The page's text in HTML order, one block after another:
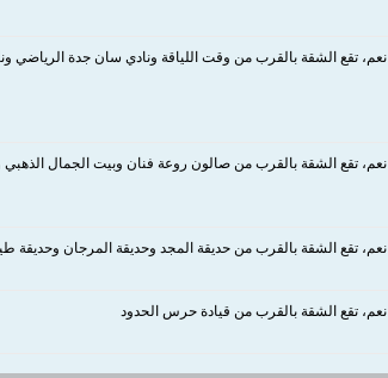
نعم، تقع الشقة بالقرب من وقت اللياقة ونادي سان جدة الرياضي
نعم، تقع الشقة بالقرب من صالون روعة فنان وبيت الجمال الذهبي
نعم، تقع الشقة بالقرب من حديقة المجد وحديقة المرجان وحديقة
نعم، تقع الشقة بالقرب من قيادة حرس الحدود